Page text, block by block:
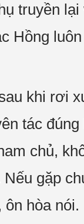
truyền
Hồng
khi rơi
tác
chủ,
gặp
hòa nói.